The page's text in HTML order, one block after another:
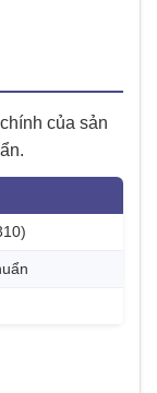
của sản